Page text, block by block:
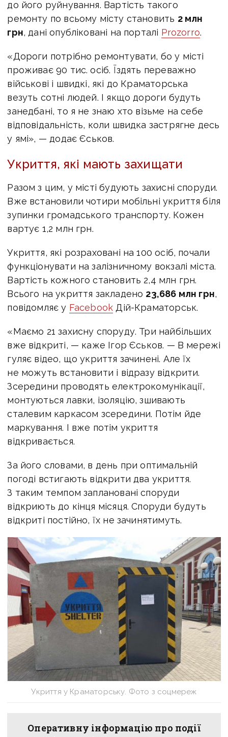
до його руйнування. Вартість такого
ремонту по всьому місту становить 2 млн
грн, дані опубліковані на порталі Prozorro.
«Дороги потрібно ремонтувати, бо у місті
проживає 90 тис. осіб. Їздять переважно
військові і швидкі, які до Краматорська
везуть сотні людей. І якщо дороги будуть
занедбані, то я не знаю хто візьме на себе
відповідальність, коли швидка застрягне десь
у ямі», — додає Єськов.
Укриття, які мають захищати
Разом з цим, у місті будують захисні споруди.
Вже встановили чотири мобільні укриття біля
зупинки громадського транспорту. Кожен
вартує 1,2 млн грн.
Укриття, які розраховані на 100 осіб, почали
функціонувати на залізничному вокзалі міста.
Вартість кожного становить 2,4 млн грн.
Всього на укриття закладено 23,686 млн грн,
повідомляє у Facebook Дій-Краматорськ.
«Маємо 21 захисну споруду. Три найбільших
вже відкриті, — каже Ігор Єськов. — В мережі
гуляє відео, що укриття зачинені. Але їх
не можуть встановити і відразу відкрити.
Зсередини проводять електрокомунікації,
монтуються лавки, ізоляцію, зшивають
сталевим каркасом зсередини. Потім йде
маркування. І вже потім укриття
відкривається.
За його словами, в день при оптимальній
погоді встигають відкрити два укриття.
З таким темпом заплановані споруди
відкриють до кінця місяця. Споруди будуть
відкриті постійно, їх не зачинятимуть.
Укриття у Краматорську. Фото з соцмереж
Оперативну інформацію про події